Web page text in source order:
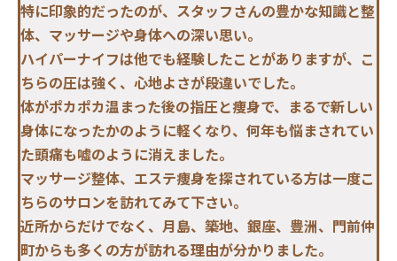
特に印象的だったのが、スタッフさんの豊かな知識と整
体、マッサージや身体への深い思い。
ハイパーナイフは他でも経験したことがありますが、こ
ちらの圧は強く、心地よさが段違いでした。
体がポカポカ温まった後の指圧と痩身で、まるで新しい
身体になったかのように軽くなり、何年も悩まされてい
た頭痛も嘘のように消えました。
マッサージ整体、エステ痩身を探されている方は一度こ
ちらのサロンを訪れてみて下さい。
近所からだけでなく、月島、築地、銀座、豊洲、門前仲
町からも多くの方が訪れる理由が分かりました。